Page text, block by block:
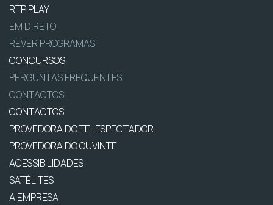
RTP PLAY
EM DIRETO
REVER PROGRAMAS
CONCURSOS
PERGUNTAS FREQUENTES
CONTACTOS
CONTACTOS
PROVEDORA DO TELESPECTADOR
PROVEDORA DO OUVINTE
ACESSIBILIDADES
SATÉLITES
A EMPRESA